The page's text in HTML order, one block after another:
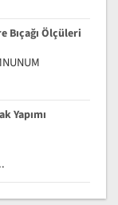
Bıçağı Ölçüleri
Yapımı